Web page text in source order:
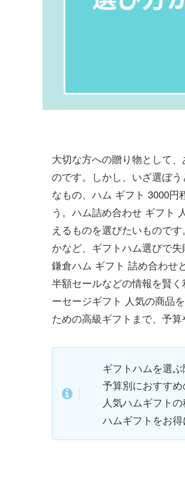
大切な方への贈り物として
のです。しかし、いざ選ぼ
なもの、ハム ギフト 3000円
う。ハム詰め合わせ ギフト
えるものを選びたいもので
かなど、ギフトハム選びで
鎌倉ハム ギフト 詰め合わせ
半額セールなどの情報を賢
ーセージギフト 人気の商品
ための高級ギフトまで、予
ギフトハムを選
予算別におすす
人気ハムギフト
ハムギフトをお